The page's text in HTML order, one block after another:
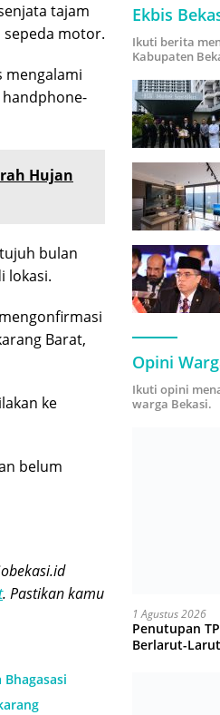
tajam
motor.
mengalami
Hujan
bulan
lokasi.
Barat,
ke
belum
. Pastikan kamu
Ekbis
Ikuti berita
Kabupaten
Opini
Ikuti opini
warga Bekasi.
1 Agustus 2026
Penutupan
Berlarut-